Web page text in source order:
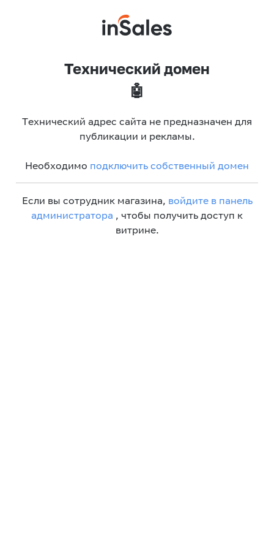
Технический домен
🤖
Технический адрес сайта не предназначен для
публикации и рекламы.
Необходимо подключить собственный домен
Если вы сотрудник магазина, войдите в панель
администратора , чтобы получить доступ к
витрине.